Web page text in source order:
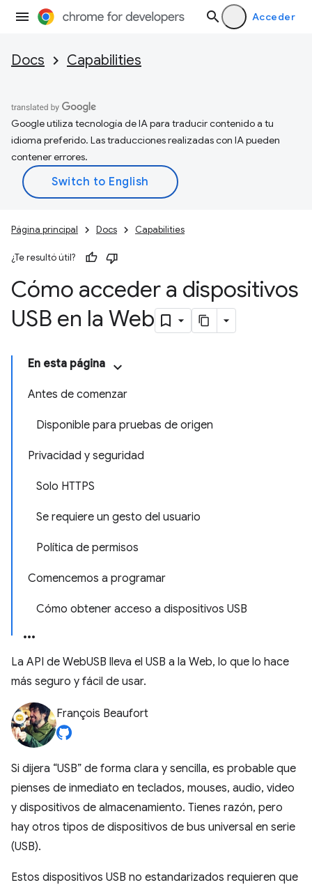
Acceder
Docs Capabilities
Google utiliza tecnología de IA para traducir contenido a tu
idioma preferido. Las traducciones realizadas con IA pueden
contener errores.
Página principal Docs Capabilities
¿Te resultó útil?
Cómo acceder a dispositivos
USB en la Web
En esta página
Antes de comenzar
Disponible para pruebas de origen
Privacidad y seguridad
Solo HTTPS
Se requiere un gesto del usuario
Política de permisos
Comencemos a programar
Cómo obtener acceso a dispositivos USB
La API de WebUSB lleva el USB a la Web, lo que lo hace
más seguro y fácil de usar.
François Beaufort
Si dijera “USB” de forma clara y sencilla, es probable que
pienses de inmediato en teclados, mouses, audio, video
y dispositivos de almacenamiento. Tienes razón, pero
hay otros tipos de dispositivos de bus universal en serie
(USB).
Estos dispositivos USB no estandarizados requieren que